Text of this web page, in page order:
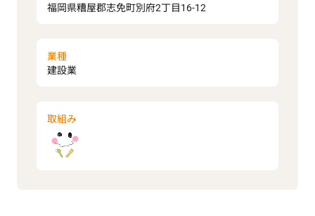
福岡県糟屋郡志免町別府2丁目16-12
業種
建設業
取組み